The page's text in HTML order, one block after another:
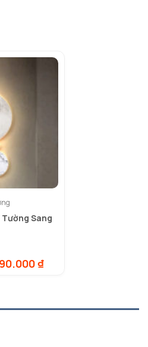
Tường Sang
₫Khoảng
6.990.000 ₫